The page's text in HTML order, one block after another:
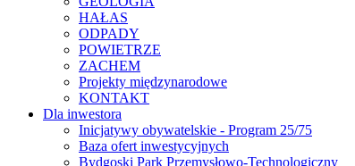
HAŁAS
ODPADY
POWIETRZE
ZACHEM
Projekty międzynarodowe
KONTAKT
Dla inwestora
Inicjatywy obywatelskie - Program 25/75
Baza ofert inwestycyjnych
Bydgoski Park Przemysłowo-Technologiczny